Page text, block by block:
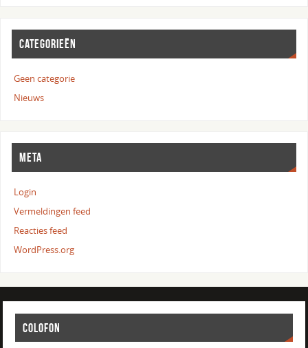
CATEGORIEËN
Geen categorie
Nieuws
META
Login
Vermeldingen feed
Reacties feed
WordPress.org
COLOFON